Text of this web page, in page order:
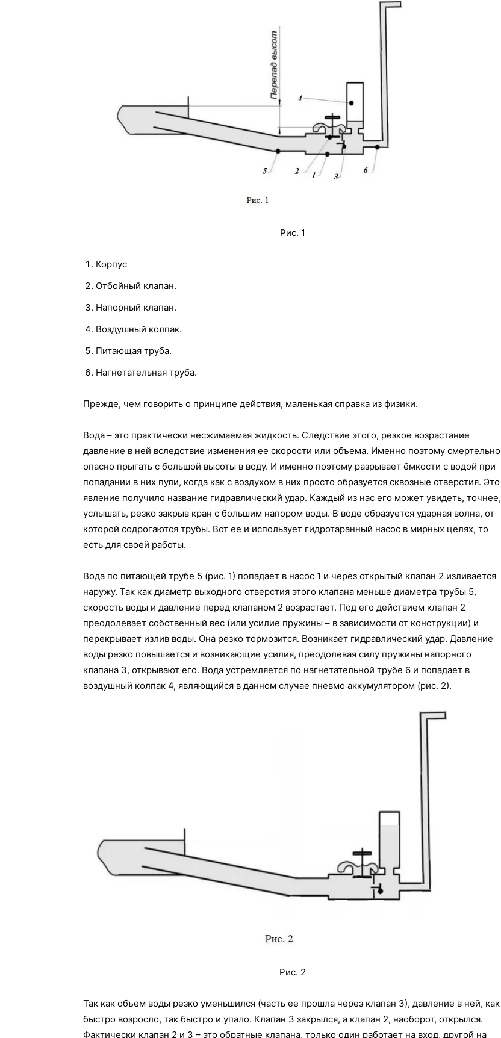
Рис. 1
Корпус
Отбойный клапан.
Напорный клапан.
Воздушный колпак.
Питающая труба.
Нагнетательная труба.
Прежде, чем говорить о принципе действия, маленькая справка из физики.
Вода – это практически несжимаемая жидкость. Следствие этого, резкое возрастание
давление в ней вследствие изменения ее скорости или объема. Именно поэтому смертельно
опасно прыгать с большой высоты в воду. И именно поэтому разрывает ёмкости с водой при
попадании в них пули, когда как с воздухом в них просто образуется сквозные отверстия. Это
явление получило название гидравлический удар. Каждый из нас его может увидеть, точнее,
услышать, резко закрыв кран с большим напором воды. В воде образуется ударная волна, от
которой содрогаются трубы. Вот ее и использует гидротаранный насос в мирных целях, то
есть для своей работы.
Вода по питающей трубе 5 (рис. 1) попадает в насос 1 и через открытый клапан 2 изливается
наружу. Так как диаметр выходного отверстия этого клапана меньше диаметра трубы 5,
скорость воды и давление перед клапаном 2 возрастает. Под его действием клапан 2
преодолевает собственный вес (или усилие пружины – в зависимости от конструкции) и
перекрывает излив воды. Она резко тормозится. Возникает гидравлический удар. Давление
воды резко повышается и возникающие усилия, преодолевая силу пружины напорного
клапана 3, открывают его. Вода устремляется по нагнетательной трубе 6 и попадает в
воздушный колпак 4, являющийся в данном случае пневмо аккумулятором (рис. 2).
Рис. 2
Так как объем воды резко уменьшился (часть ее прошла через клапан 3), давление в ней, как
быстро возросло, так быстро и упало. Клапан 3 закрылся, а клапан 2, наоборот, открылся.
Фактически клапан 2 и 3 – это обратные клапана, только один работает на вход, другой на